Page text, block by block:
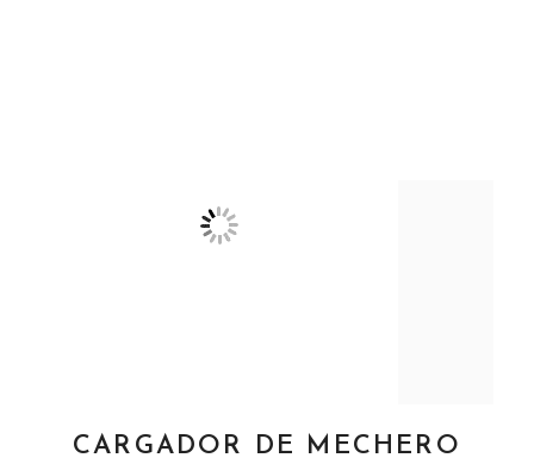
AÑADIR AL CARRITO
CARGADOR DE MECHERO